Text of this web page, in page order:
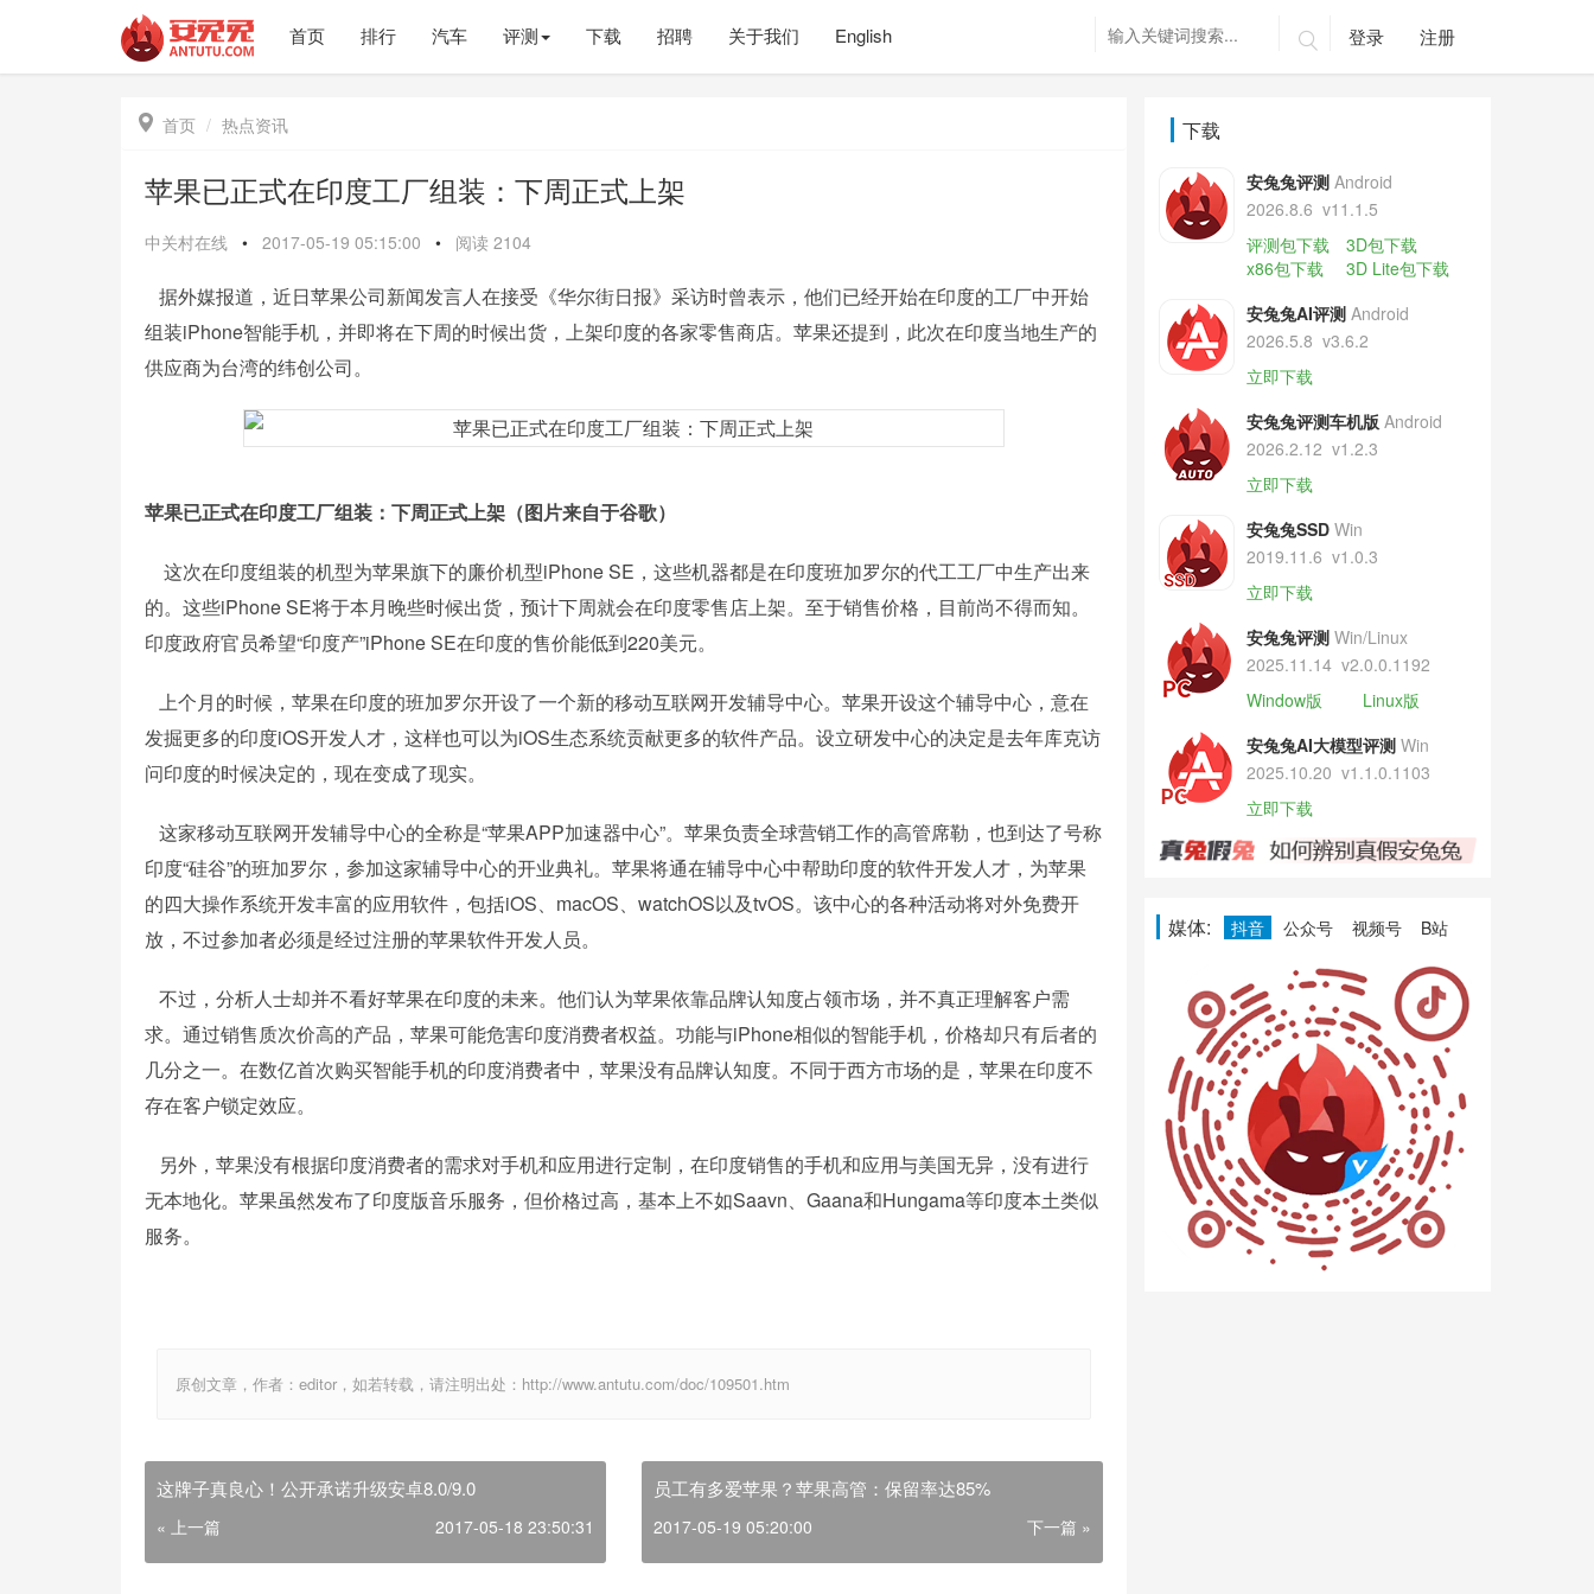
首页 排行 汽车 评测 下载 招聘 关于我们 English  登录 注册
 首页 热点资讯
苹果已正式在印度工厂组装：下周正式上架
中关村在线 • 2017-05-19 05:15:00 • 阅读 2104
据外媒报道，近日苹果公司新闻发言人在接受《华尔街日报》采访时曾表示，他们已经开始在印度的工厂中开始
组装iPhone智能手机，并即将在下周的时候出货，上架印度的各家零售商店。苹果还提到，此次在印度当地生产的
供应商为台湾的纬创公司。
苹果已正式在印度工厂组装：下周正式上架（图片来自于谷歌）
这次在印度组装的机型为苹果旗下的廉价机型iPhone SE，这些机器都是在印度班加罗尔的代工工厂中生产出来
的。这些iPhone SE将于本月晚些时候出货，预计下周就会在印度零售店上架。至于销售价格，目前尚不得而知。
印度政府官员希望“印度产”iPhone SE在印度的售价能低到220美元。
上个月的时候，苹果在印度的班加罗尔开设了一个新的移动互联网开发辅导中心。苹果开设这个辅导中心，意在
发掘更多的印度iOS开发人才，这样也可以为iOS生态系统贡献更多的软件产品。设立研发中心的决定是去年库克访
问印度的时候决定的，现在变成了现实。
这家移动互联网开发辅导中心的全称是“苹果APP加速器中心”。苹果负责全球营销工作的高管席勒，也到达了号称
印度“硅谷”的班加罗尔，参加这家辅导中心的开业典礼。苹果将通在辅导中心中帮助印度的软件开发人才，为苹果
的四大操作系统开发丰富的应用软件，包括iOS、macOS、watchOS以及tvOS。该中心的各种活动将对外免费开
放，不过参加者必须是经过注册的苹果软件开发人员。
不过，分析人士却并不看好苹果在印度的未来。他们认为苹果依靠品牌认知度占领市场，并不真正理解客户需
求。通过销售质次价高的产品，苹果可能危害印度消费者权益。功能与iPhone相似的智能手机，价格却只有后者的
几分之一。在数亿首次购买智能手机的印度消费者中，苹果没有品牌认知度。不同于西方市场的是，苹果在印度不
存在客户锁定效应。
另外，苹果没有根据印度消费者的需求对手机和应用进行定制，在印度销售的手机和应用与美国无异，没有进行
无本地化。苹果虽然发布了印度版音乐服务，但价格过高，基本上不如Saavn、Gaana和Hungama等印度本土类似
服务。
原创文章，作者：editor，如若转载，请注明出处：http://www.antutu.com/doc/109501.htm
这牌子真良心！公开承诺升级安卓8.0/9.0
« 上一篇 2017-05-18 23:50:31
员工有多爱苹果？苹果高管：保留率达85%
2017-05-19 05:20:00 下一篇 »
下载
安兔兔评测 Android
2026.8.6 v11.1.5
评测包下载
3D包下载
x86包下载
3D Lite包下载
安兔兔AI评测 Android
2026.5.8 v3.6.2
立即下载
安兔兔评测车机版 Android
2026.2.12 v1.2.3
立即下载
安兔兔SSD Win
2019.11.6 v1.0.3
立即下载
安兔兔评测 Win/Linux
2025.11.14 v2.0.0.1192
Window版
Linux版
安兔兔AI大模型评测 Win
2025.10.20 v1.1.0.1103
立即下载
媒体: 抖音 公众号 视频号 B站